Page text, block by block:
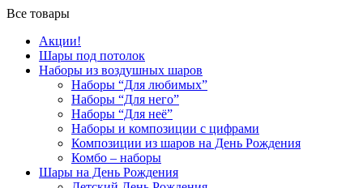
Все товары
Акции!
Шары под потолок
Наборы из воздушных шаров
Наборы “Для любимых”
Наборы “Для него”
Наборы “Для неё”
Наборы и композиции с цифрами
Композиции из шаров на День Рождения
Комбо – наборы
Шары на День Рождения